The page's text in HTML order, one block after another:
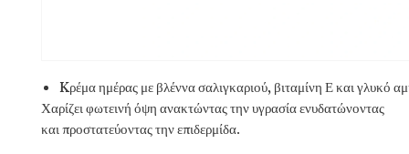
Kρέμα ημέρας με βλέννα σαλιγκαριού, βιταμίνη Ε και γλυκό
Χαρίζει φωτεινή όψη ανακτώντας την υγρασία ενυδατώνοντας
και προστατεύοντας την επιδερμίδα.